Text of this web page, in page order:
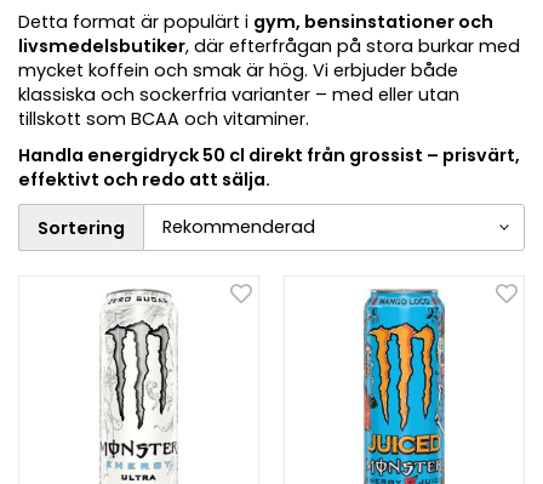
Detta format är populärt i gym, bensinstationer och
livsmedelsbutiker, där efterfrågan på stora burkar med
mycket koffein och smak är hög. Vi erbjuder både
klassiska och sockerfria varianter – med eller utan
tillskott som BCAA och vitaminer.
Handla energidryck 50 cl direkt från grossist – prisvärt,
effektivt och redo att sälja.
Sortering